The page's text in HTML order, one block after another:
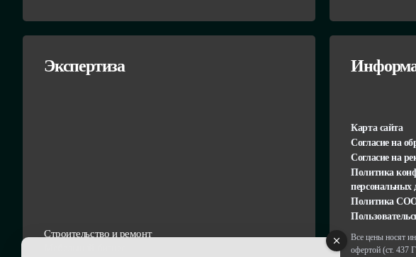
Экспертиза
Строительство и ремонт
Карта сайта
Согласие на
Согласие на
Политика
персональных
Политика
Все цены носят
офертой (ст. 437